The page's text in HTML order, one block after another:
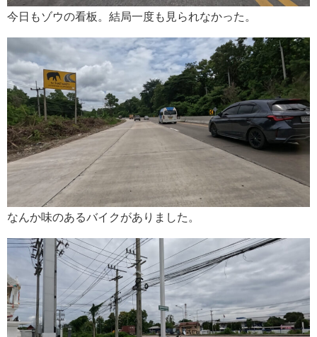
今日もゾウの看板。結局一度も見られなかった。
なんか味のあるバイクがありました。